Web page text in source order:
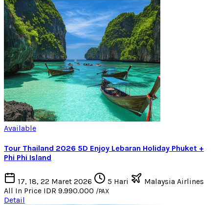
Available
Tour Thailand 2026 5D Enjoy Lebaran Holiday Phuket +
Phi Phi Island
17, 18, 22 Maret 2026 5 Hari
Malaysia Airlines
All In Price IDR 9.990.000 /PAX
Detail